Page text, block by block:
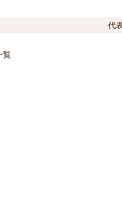
代
覧